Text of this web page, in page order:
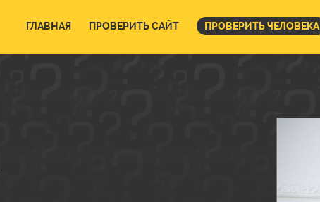
ГЛАВНАЯ ПРОВЕРИТЬ САЙТ ПРОВЕРИТЬ ЧЕЛОВЕКА